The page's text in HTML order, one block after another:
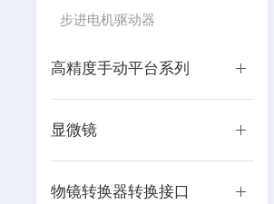
步进电机驱动器
高精度手动平台系列
显微镜
物镜转换器转换接口